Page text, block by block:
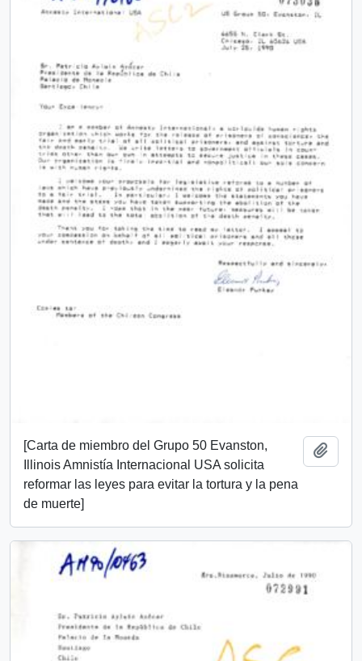
[Carta de miembro del Grupo 50 Evanston,
Illinois Amnistía Internacional USA solicita
reformar las leyes para evitar la tortura y la pena
de muerte]